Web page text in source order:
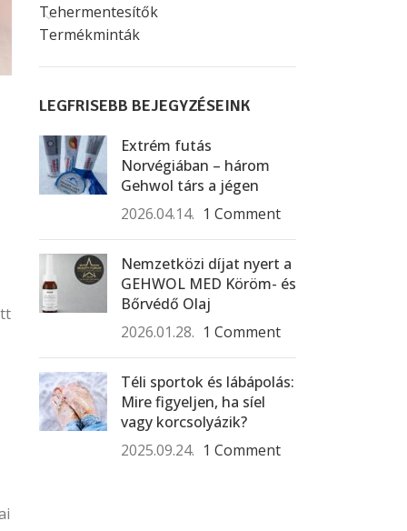
Tehermentesítők
Termékminták
LEGFRISEBB BEJEGYZÉSEINK
Extrém futás
Norvégiában – három
Gehwol társ a jégen
2026.04.14. 1 Comment
Nemzetközi díjat nyert a
GEHWOL MED Köröm- és
Bőrvédő Olaj
2026.01.28. 1 Comment
Téli sportok és lábápolás:
Mire figyeljen, ha síel
vagy korcsolyázik?
2025.09.24. 1 Comment